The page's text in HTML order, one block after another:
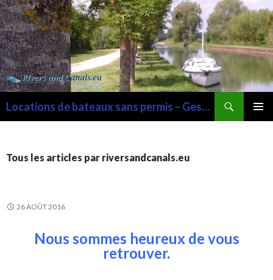
Locations de bateaux sans permis – Gestion de port de plaisance –
Tous les articles par riversandcanals.eu
26 AOÛT 2016
Nous sommes heureux de vous
retrouver.